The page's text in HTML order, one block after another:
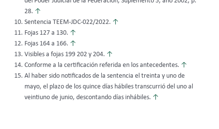
28. ↑
Sentencia TEEM-JDC-022/2022. ↑
Fojas 127 a 130. ↑
Fojas 164 a 166. ↑
Visibles a fojas 199 202 y 204. ↑
Conforme a la certificación referida en los antecedentes. ↑
Al haber sido notificados de la sentencia el treinta y uno de
mayo, el plazo de los quince días hábiles transcurrió del uno al
veintiuno de junio, descontando días inhábiles. ↑